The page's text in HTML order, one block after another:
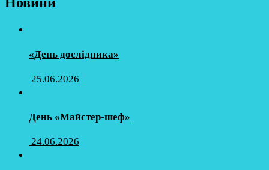
«День дослідника»
25.06.2026
День «Майстер-шеф»
24.06.2026